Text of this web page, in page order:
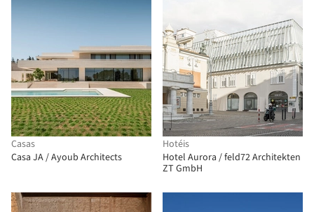
Casas
Casa JA / Ayoub Architects
Hotéis
Hotel Aurora / feld72 Architekten
ZT GmbH